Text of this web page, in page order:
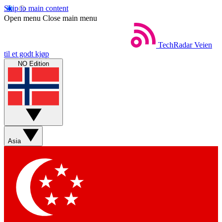
Skip to main content
Open menu Close main menu
TechRadar Veien
til et godt kjøp
NO Edition
Asia